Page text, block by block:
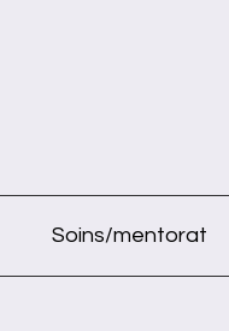
Soins/mentorat